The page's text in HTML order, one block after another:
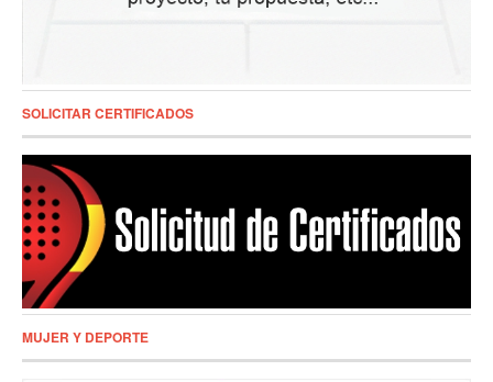
SOLICITAR CERTIFICADOS
MUJER Y DEPORTE